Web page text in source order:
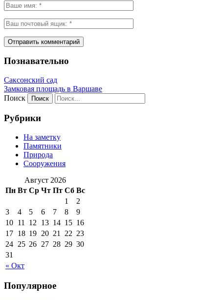
Познавательно
Саксонский сад
Замковая площадь в Варшаве
Поиск
Рубрики
На заметку
Памятники
Природа
Сооружения
Август 2026
Пн Вт Ср Чт Пт Сб Вс
« Окт
1
2
3
4 5 6 7 8
9
10 11 12 13 14 15 16
17 18 19 20 21 22 23
24 25 26 27 28 29 30
31
Популярное